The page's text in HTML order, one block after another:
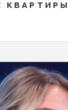
КВАРТИРЫ